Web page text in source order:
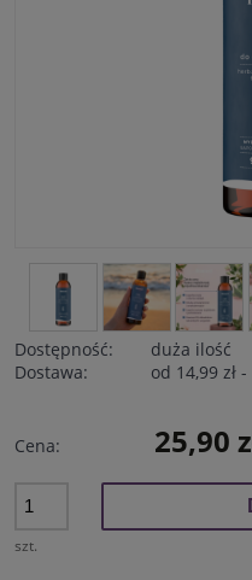
Dostępność:
duża ilość
Dostawa:
od 14,99 zł -
Cena nie zawiera
Cena: 25,90
szt.